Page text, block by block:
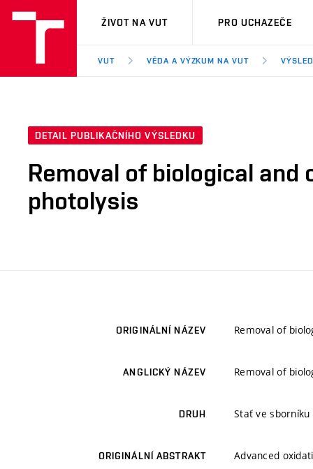
VUT
ŽIVOT NA VUT PRO UCHAZEČE
VUT VĚDA A VÝZKUM NA VUT
DETAIL PUBLIKAČNÍHO VÝSLEDKU
Removal of biological
photolysis
ORIGINÁLNÍ NÁZEV Removal of
ANGLICKÝ NÁZEV Removal of
DRUH Stať ve sborníku
ORIGINÁLNÍ ABSTRAKT
Advanced